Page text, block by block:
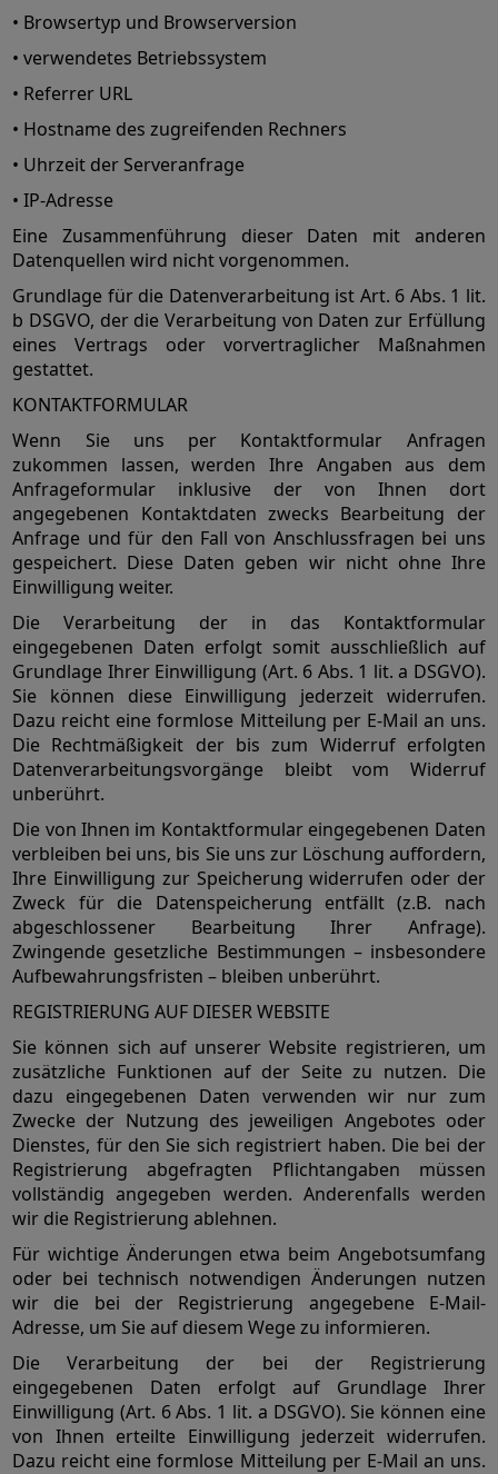
• Browsertyp und Browserversion
• verwendetes Betriebssystem
• Referrer URL
• Hostname des zugreifenden Rechners
• Uhrzeit der Serveranfrage
• IP-Adresse
Eine Zusammenführung dieser Daten mit anderen
Datenquellen wird nicht vorgenommen.
Grundlage für die Datenverarbeitung ist Art. 6 Abs. 1 lit.
b DSGVO, der die Verarbeitung von Daten zur Erfüllung
eines Vertrags oder vorvertraglicher Maßnahmen
gestattet.
KONTAKTFORMULAR
Wenn Sie uns per Kontaktformular Anfragen
zukommen lassen, werden Ihre Angaben aus dem
Anfrageformular inklusive der von Ihnen dort
angegebenen Kontaktdaten zwecks Bearbeitung der
Anfrage und für den Fall von Anschlussfragen bei uns
gespeichert. Diese Daten geben wir nicht ohne Ihre
Einwilligung weiter.
Die Verarbeitung der in das Kontaktformular
eingegebenen Daten erfolgt somit ausschließlich auf
Grundlage Ihrer Einwilligung (Art. 6 Abs. 1 lit. a DSGVO).
Sie können diese Einwilligung jederzeit widerrufen.
Dazu reicht eine formlose Mitteilung per E-Mail an uns.
Die Rechtmäßigkeit der bis zum Widerruf erfolgten
Datenverarbeitungsvorgänge bleibt vom Widerruf
unberührt.
Die von Ihnen im Kontaktformular eingegebenen Daten
verbleiben bei uns, bis Sie uns zur Löschung auffordern,
Ihre Einwilligung zur Speicherung widerrufen oder der
Zweck für die Datenspeicherung entfällt (z.B. nach
abgeschlossener Bearbeitung Ihrer Anfrage).
Zwingende gesetzliche Bestimmungen – insbesondere
Aufbewahrungsfristen – bleiben unberührt.
REGISTRIERUNG AUF DIESER WEBSITE
Sie können sich auf unserer Website registrieren, um
zusätzliche Funktionen auf der Seite zu nutzen. Die
dazu eingegebenen Daten verwenden wir nur zum
Zwecke der Nutzung des jeweiligen Angebotes oder
Dienstes, für den Sie sich registriert haben. Die bei der
Registrierung abgefragten Pflichtangaben müssen
vollständig angegeben werden. Anderenfalls werden
wir die Registrierung ablehnen.
Für wichtige Änderungen etwa beim Angebotsumfang
oder bei technisch notwendigen Änderungen nutzen
wir die bei der Registrierung angegebene E-Mail-
Adresse, um Sie auf diesem Wege zu informieren.
Die Verarbeitung der bei der Registrierung
eingegebenen Daten erfolgt auf Grundlage Ihrer
Einwilligung (Art. 6 Abs. 1 lit. a DSGVO). Sie können eine
von Ihnen erteilte Einwilligung jederzeit widerrufen.
Dazu reicht eine formlose Mitteilung per E-Mail an uns.